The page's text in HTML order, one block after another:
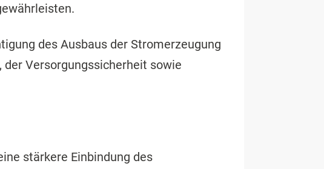
des Ausbaus der Stromerzeugung
der Versorgungssicherheit sowie
stärkere Einbindung des